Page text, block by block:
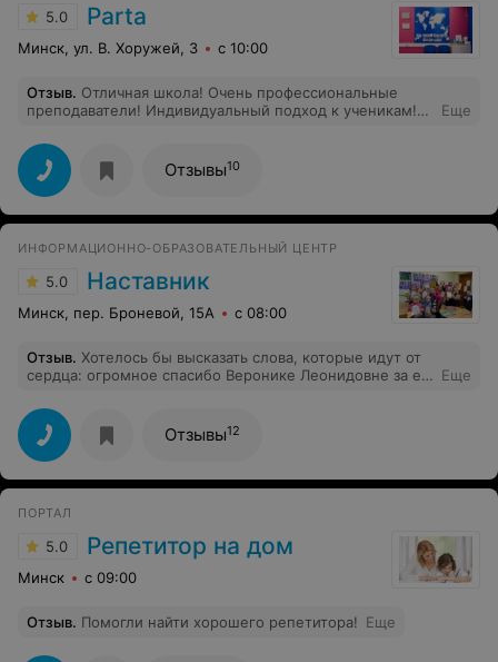
5.0 Parta
Минск, ул. В. Хоружей, 3 с 10:00
Отзыв. Отличная школа! Очень профессиональные
преподаватели! Индивидуальный подход к ученикам!
Удобное расписание и место для занятий. Очень
рекомендую всем!
Еще
Отзывы10
ИНФОРМАЦИОННО-ОБРАЗОВАТЕЛЬНЫЙ ЦЕНТР
5.0 Наставник
Минск, пер. Броневой, 15А с 08:00
Отзыв. Хотелось бы высказать слова, которые идут от
сердца: огромное спасибо Веронике Леонидовне за ее
радостью он всегда идет на занятия. Все, что Вы
делаете неоценимо!!! Вы потрясающий человек!
Ценим Вас, любим Вас и уважаем! (Семья Щупак)
Еще
Отзывы12
ПОРТАЛ
5.0 Репетитор на дом
Минск с 09:00
Отзыв. Помогли найти хорошего репетитора! Еще